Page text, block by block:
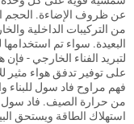
عن ظروف الإضاءة. الحجم
من التركيبات الداخلية
البعيدة. سواء تم
لتبريد الفناء الخارجي -
على توفير تدفق هواء مثير
فهم مراوح فاد سول للبناء
من حرارة الصيف. فاد سول -
استهلاك الطاقة ويستحق